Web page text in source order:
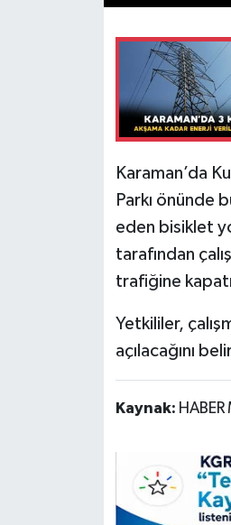
Karaman’da
Parkı önünde
eden bisiklet
tarafından
trafiğine
Yetkililer,
açılacağını
Kaynak: HABER